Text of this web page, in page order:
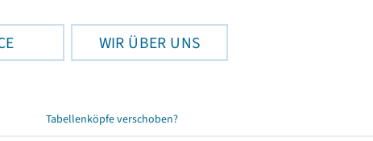
WIR ÜBER UNS
Tabellenköpfe verschoben?